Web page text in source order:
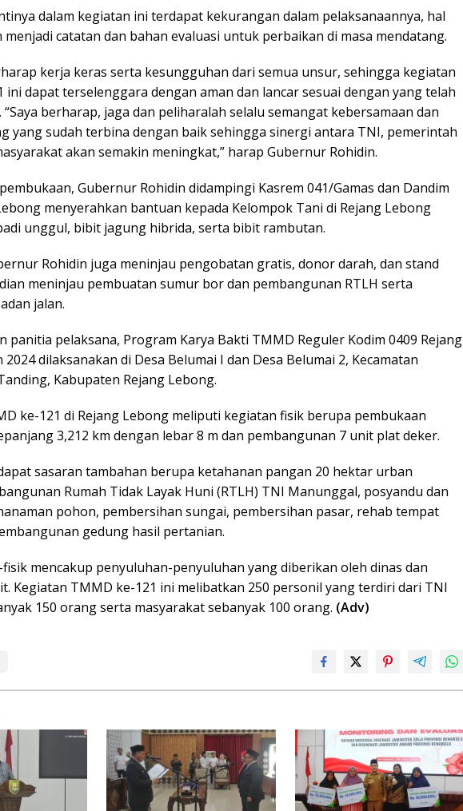
dalam kegiatan ini terdapat kekurangan dalam pelaksanaannya, hal
catatan dan bahan evaluasi untuk perbaikan di masa mendatang.
kerja keras serta kesungguhan dari semua unsur, sehingga kegiatan
ini dapat terselenggara dengan aman dan lancar sesuai dengan yang telah
“Saya berharap, jaga dan peliharalah selalu semangat kebersamaan dan
yang sudah terbina dengan baik sehingga sinergi antara TNI, pemerintah
akan semakin meningkat,” harap Gubernur Rohidin.
Gubernur Rohidin didampingi Kasrem 041/Gamas dan Dandim
menyerahkan bantuan kepada Kelompok Tani di Rejang Lebong
unggul, bibit jagung hibrida, serta bibit rambutan.
Rohidin juga meninjau pengobatan gratis, donor darah, dan stand
meninjau pembuatan sumur bor dan pembangunan RTLH serta
jalan.
panitia pelaksana, Program Karya Bakti TMMD Reguler Kodim 0409 Rejang
dilaksanakan di Desa Belumai I dan Desa Belumai 2, Kecamatan
Kabupaten Rejang Lebong.
ke-121 di Rejang Lebong meliputi kegiatan fisik berupa pembukaan
3,212 km dengan lebar 8 m dan pembangunan 7 unit plat deker.
sasaran tambahan berupa ketahanan pangan 20 hektar urban
Rumah Tidak Layak Huni (RTLH) TNI Manunggal, posyandu dan
pohon, pembersihan sungai, pembersihan pasar, rehab tempat
gedung hasil pertanian.
mencakup penyuluhan-penyuluhan yang diberikan oleh dinas dan
Kegiatan TMMD ke-121 ini melibatkan 250 personil yang terdiri dari TNI
150 orang serta masyarakat sebanyak 100 orang. (Adv)